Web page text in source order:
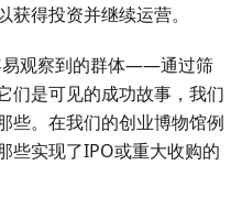
得投资并继续运营。
易观察到的群体——通过筛
们是可见的成功故事，我们
些。在我们的创业博物馆例
些实现了IPO或重大收购的